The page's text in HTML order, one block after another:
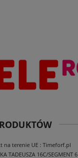
na terenie UE : Timeforf.pl
TADEUSZA 16C/SEGMENT 6